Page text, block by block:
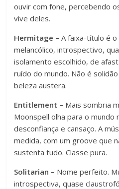
ouvir com fone, percebendo
vive deles.
Hermitage – A faixa-título é o
melancólico, introspectivo,
isolamento escolhido, de
ruído do mundo. Não é
beleza austera.
Entitlement – Mais sombria
Moonspell olha para o mundo
desconfiança e cansaço. A
medida, com um groove que
sustenta tudo. Classe pura.
Solitarian – Nome perfeito.
introspectiva, quase